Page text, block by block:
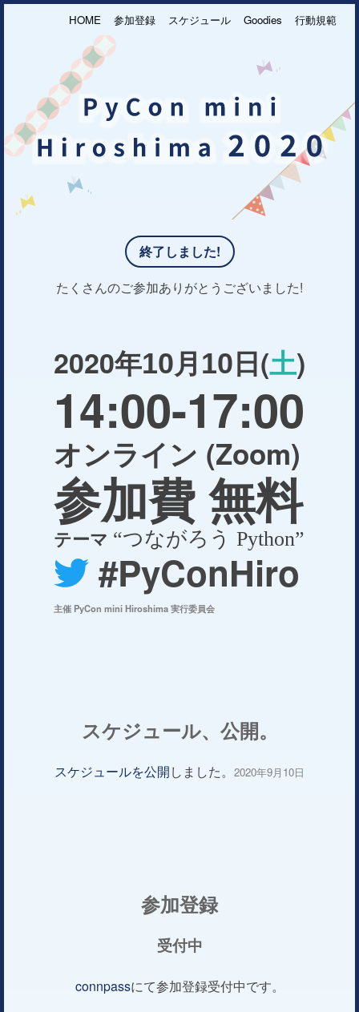
HOME 参加登録 スケジュール Goodies 行動規範
終了しました!
たくさんのご参加ありがとうございました!
2020年10月 10日(土)
14:00-17:00
オンライン (Zoom)
参加費 無料
テーマ “つながろう Python”
#PyConHiro
主催 PyCon mini Hiroshima 実行委員会
スケジュール、公開。
スケジュールを公開しました。 2020年9月10日
参加登録
受付中
connpassにて参加登録受付中です。